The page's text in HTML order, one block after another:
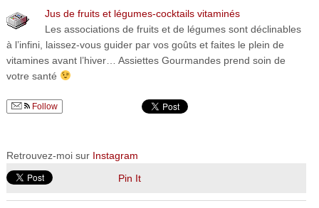
Jus de fruits et légumes-cocktails vitaminés
Les associations de fruits et de légumes sont déclinables
à l’infini, laissez-vous guider par vos goûts et faites le plein de
vitamines avant l’hiver… Assiettes Gourmandes prend soin de
votre santé
Follow
Retrouvez-moi sur Instagram
Pin It